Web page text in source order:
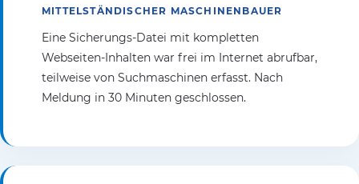
MITTELSTÄNDISCHER MASCHINENBAUER
Eine Sicherungs-Datei mit kompletten
Webseiten-Inhalten war frei im Internet abrufbar,
teilweise von Suchmaschinen erfasst. Nach
Meldung in 30 Minuten geschlossen.